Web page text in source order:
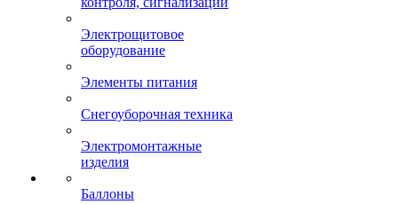
Электрощитовое
оборудование
Элементы питания
Снегоуборочная техника
Электромонтажные
изделия
Баллоны